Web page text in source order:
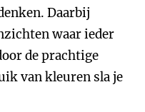
Daarbij
waar ieder
de prachtige
van kleuren sla je